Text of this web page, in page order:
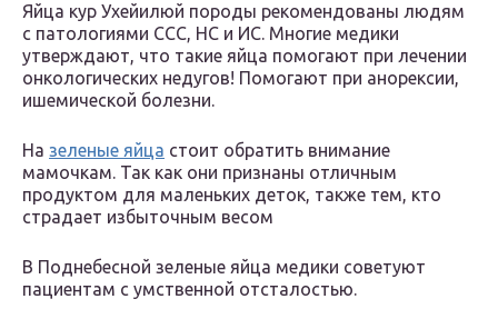
Яйца кур Ухейилюй породы рекомендованы людям
с патологиями ССС, НС и ИС. Многие медики
утверждают, что такие яйца помогают при лечении
онкологических недугов! Помогают при анорексии,
ишемической болезни.
На зеленые яйца стоит обратить внимание
мамочкам. Так как они признаны отличным
продуктом для маленьких деток, также тем, кто
страдает избыточным весом
В Поднебесной зеленые яйца медики советуют
пациентам с умственной отсталостью.